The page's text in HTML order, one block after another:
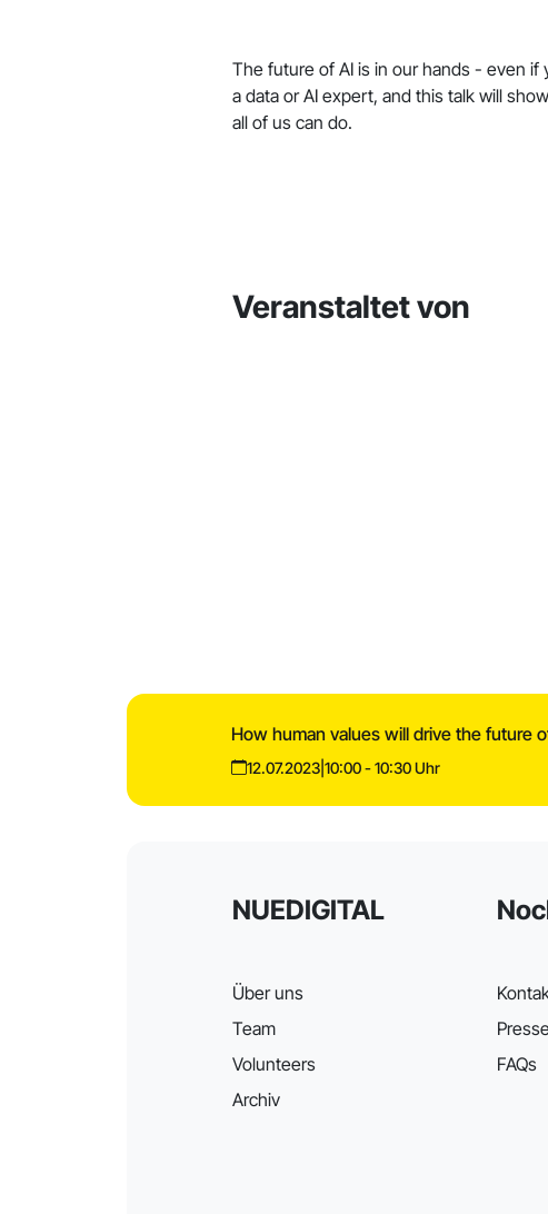
The future of AI is in our hands - even if
a data or AI expert, and this talk will
all of us can do.
Veranstaltet von
How human values will drive the future
12.07.2023 |10:00 - 10:30 Uhr
NUEDIGITAL
Über uns
Team
Volunteers
Archiv
FAQs